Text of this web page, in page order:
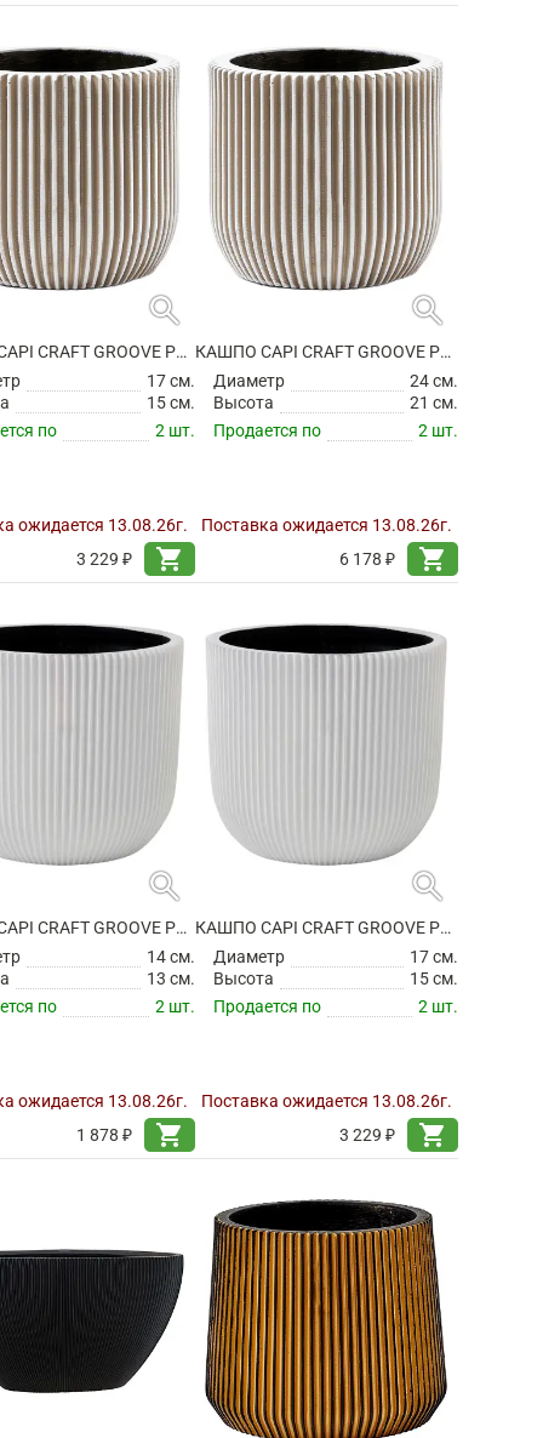
search
КАШПО CAPI CRAFT GROOVE PLANTER BALL IVORY
17 см.
15 см.
по
2 шт.
ожидается 13.08.26г.
3 229 ₽
shopping_cart
search
КАШПО CAPI CRAFT GROOVE PLANTER BALL IVORY
Диаметр
24 см.
Высота
21 см.
Продается по
2 шт.
Поставка ожидается 13.08.26г.
6 178 ₽
shopping_cart
search
КАШПО CAPI CRAFT GROOVE PLANTER BALL WHITE
14 см.
13 см.
по
2 шт.
ожидается 13.08.26г.
1 878 ₽
shopping_cart
search
КАШПО CAPI CRAFT GROOVE PLANTER BALL WHITE
Диаметр
17 см.
Высота
15 см.
Продается по
2 шт.
Поставка ожидается 13.08.26г.
3 229 ₽
shopping_cart